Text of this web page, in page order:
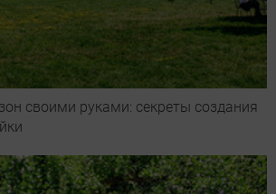
своими руками: секреты создания